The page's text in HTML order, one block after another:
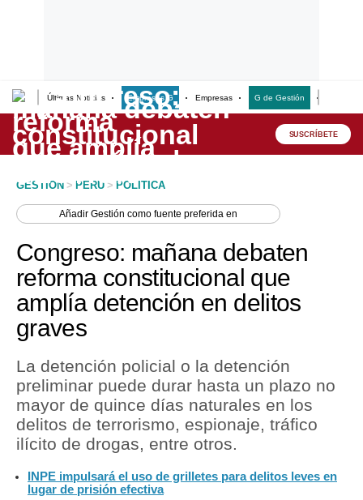
Últimas Noticias Empresas G Empresas G de Gestión
Lo último
Peru Quiosco
Economía
Mercados
Perú
Política
Tu Dinero
Finanzas Personales
Plus G
SUSCRÍBETE
GESTION > PERU > POLITICA
AñadirGestión como fuente preferida en
Congreso: mañana debaten
reforma constitucional que
amplía detención en delitos
graves
La detención policial o la detención
preliminar puede durar hasta un plazo no
mayor de quince días naturales en los
delitos de terrorismo, espionaje, tráfico
ilícito de drogas, entre otros.
INPE impulsará el uso de grilletes para delitos leves en
lugar de prisión efectiva